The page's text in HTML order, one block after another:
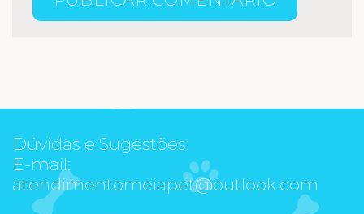
Dúvidas e Sugestões:
E-mail:
atendimentomeiapet@outlook.com